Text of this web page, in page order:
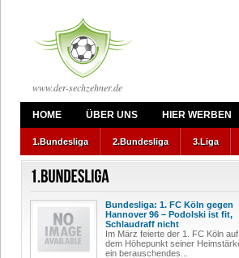
www.der-sechzehner.de
HOME ÜBER UNS HIER WERBEN
1.Bundesliga 2.Bundesliga 3.Liga
Bundesliga: 1. FC Köln gegen
Hannover 96 – Podolski ist fit,
Schlaudraff nicht
Im März feierte der 1. FC Köln auf
dem Höhepunkt seiner
ein berauschendes...